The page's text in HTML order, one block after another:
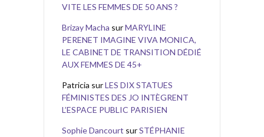
VITE LES FEMMES DE 50 ANS ?
Brizay Macha surMARYLINE
PERENET IMAGINE VIVA MONICA,
LE CABINET DE TRANSITION DÉDIÉ
AUX FEMMES DE 45+
Patricia surLES DIX STATUES
FÉMINISTES DES JO INTÈGRENT
L’ESPACE PUBLIC PARISIEN
Sophie Dancourt surSTÉPHANIE